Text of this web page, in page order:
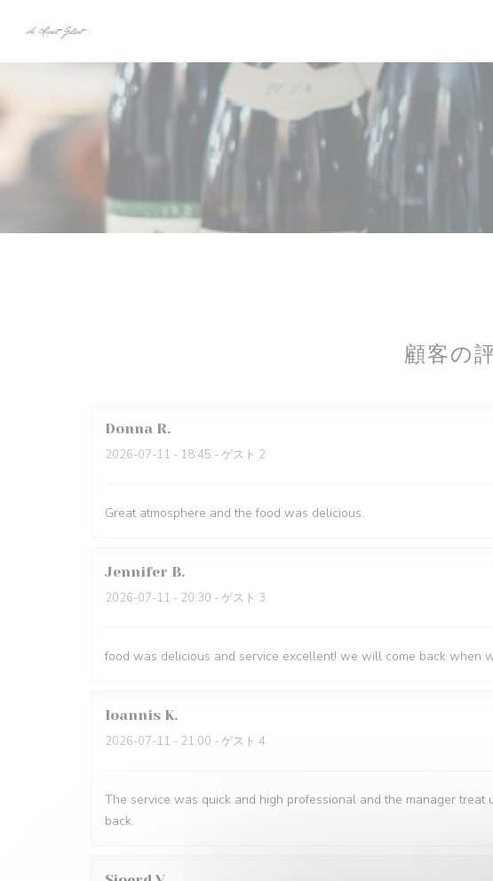
顧客の
Donna R
2026-07-11 - 18:45 - ゲスト 2
Great atmosphere and the food was delicious.
Jennifer B
2026-07-11 - 20:30 - ゲスト 3
food was delicious and service excellent! we will come back when
Ioannis K
2026-07-11 - 21:00 - ゲスト 4
The service was quick and high professional and the manager
back.